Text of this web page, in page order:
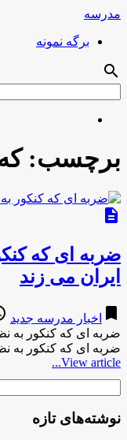
مدرسه
برگه نمونه
search
برچسب:
description
ضربه ای که
ایران می زند
bookmark اخبار مدرسه جدید
ضربه ای که کنکور به
ضربه ای که کنکور به
View article...
نوشته‌های تازه